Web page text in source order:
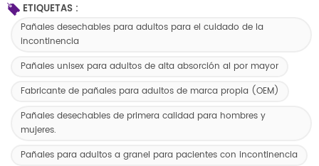
ETIQUETAS :
Pañales desechables para adultos para el cuidado de la
incontinencia
Pañales unisex para adultos de alta absorción al por mayor
Fabricante de pañales para adultos de marca propia (OEM)
Pañales desechables de primera calidad para hombres y
mujeres.
Pañales para adultos a granel para pacientes con incontinencia